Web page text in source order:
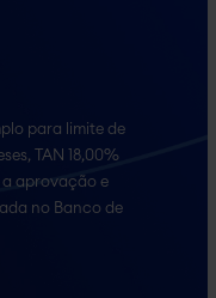
para limite de
TAN 18,00%
a aprovação e
no Banco de